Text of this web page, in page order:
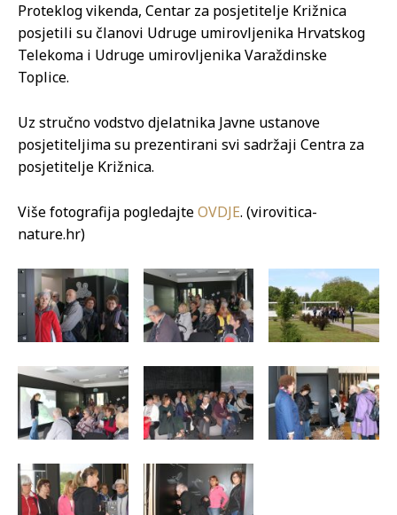
Proteklog vikenda, Centar za posjetitelje Križnica
posjetili su članovi Udruge umirovljenika Hrvatskog
Telekoma i Udruge umirovljenika Varaždinske
Toplice.
Uz stručno vodstvo djelatnika Javne ustanove
posjetiteljima su prezentirani svi sadržaji Centra za
posjetitelje Križnica.
Više fotografija pogledajteOVDJE. (virovitica-
nature.hr)